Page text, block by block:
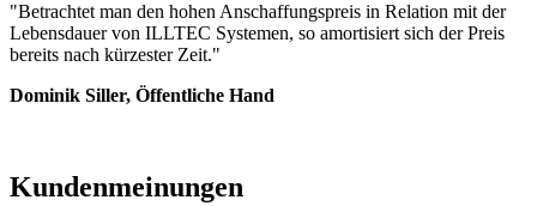
"Betrachtet man den hohen Anschaffungspreis in Relation mit der
Lebensdauer von ILLTEC Systemen, so amortisiert sich der Preis
bereits nach kürzester Zeit."
Dominik Siller, Öffentliche Hand
Kundenmeinungen